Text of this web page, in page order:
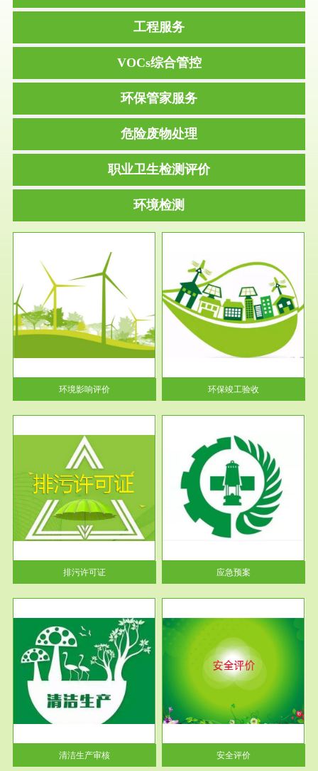
工程服务
VOCs综合管控
环保管家服务
危险废物处理
职业卫生检测评价
环境检测
环境影响评价
服务范围
环保竣工验收
根据《建设项目环境保护管理条
例》第十七条 编制环境影响报
告书、...
环保竣工验收
排污许可证
服务范围
应急预案
根据《中华人民共和国环境保护
法》第十九条 企业事业单位应
当按照...
应急预案
清洁生产审核
服务范围
安全评价
安全评价安全评价目的是查找、
分析和预测工程、系统、生产经
营活...
安全评价